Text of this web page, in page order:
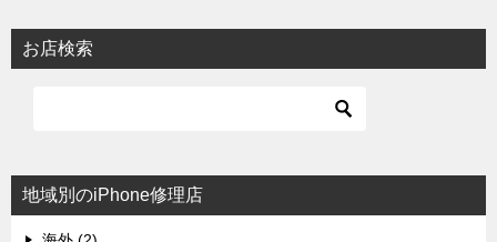
お店検索
地域別のiPhone修理店